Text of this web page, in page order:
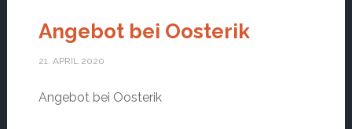
Angebot bei Oosterik
21. APRIL 2020
Angebot bei Oosterik